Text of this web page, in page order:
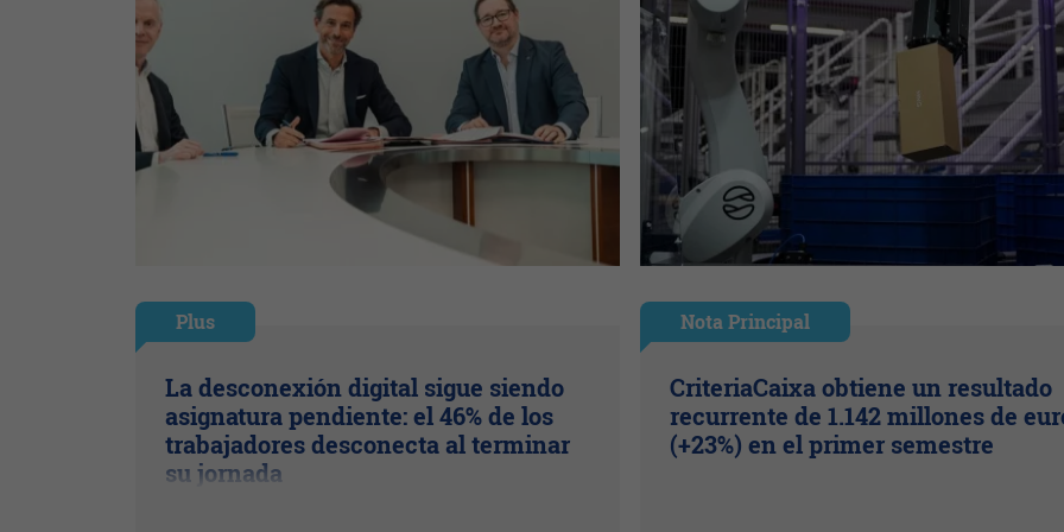
Plus
La desconexión digital sigue siendo
asignatura pendiente: el 46% de los
trabajadores desconecta al terminar
su jornada
Nota Principal
CriteriaCaixa obtiene un resultado
recurrente de 1.142 millones de
(+23%) en el primer semestre